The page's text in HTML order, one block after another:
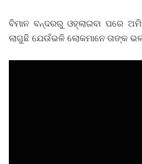
ବିମାନ ବନ୍ଦରରୁ ଓହ୍ଲାଇବା ପରେ
ଲାଗୁଛି ଯେଉଁଭଳି ଲୋକମାନେ ତାଙ୍କ